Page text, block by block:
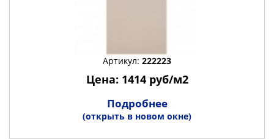
Артикул: 222223
Цена: 1414 руб/м2
Подробнее
(открыть в новом окне)